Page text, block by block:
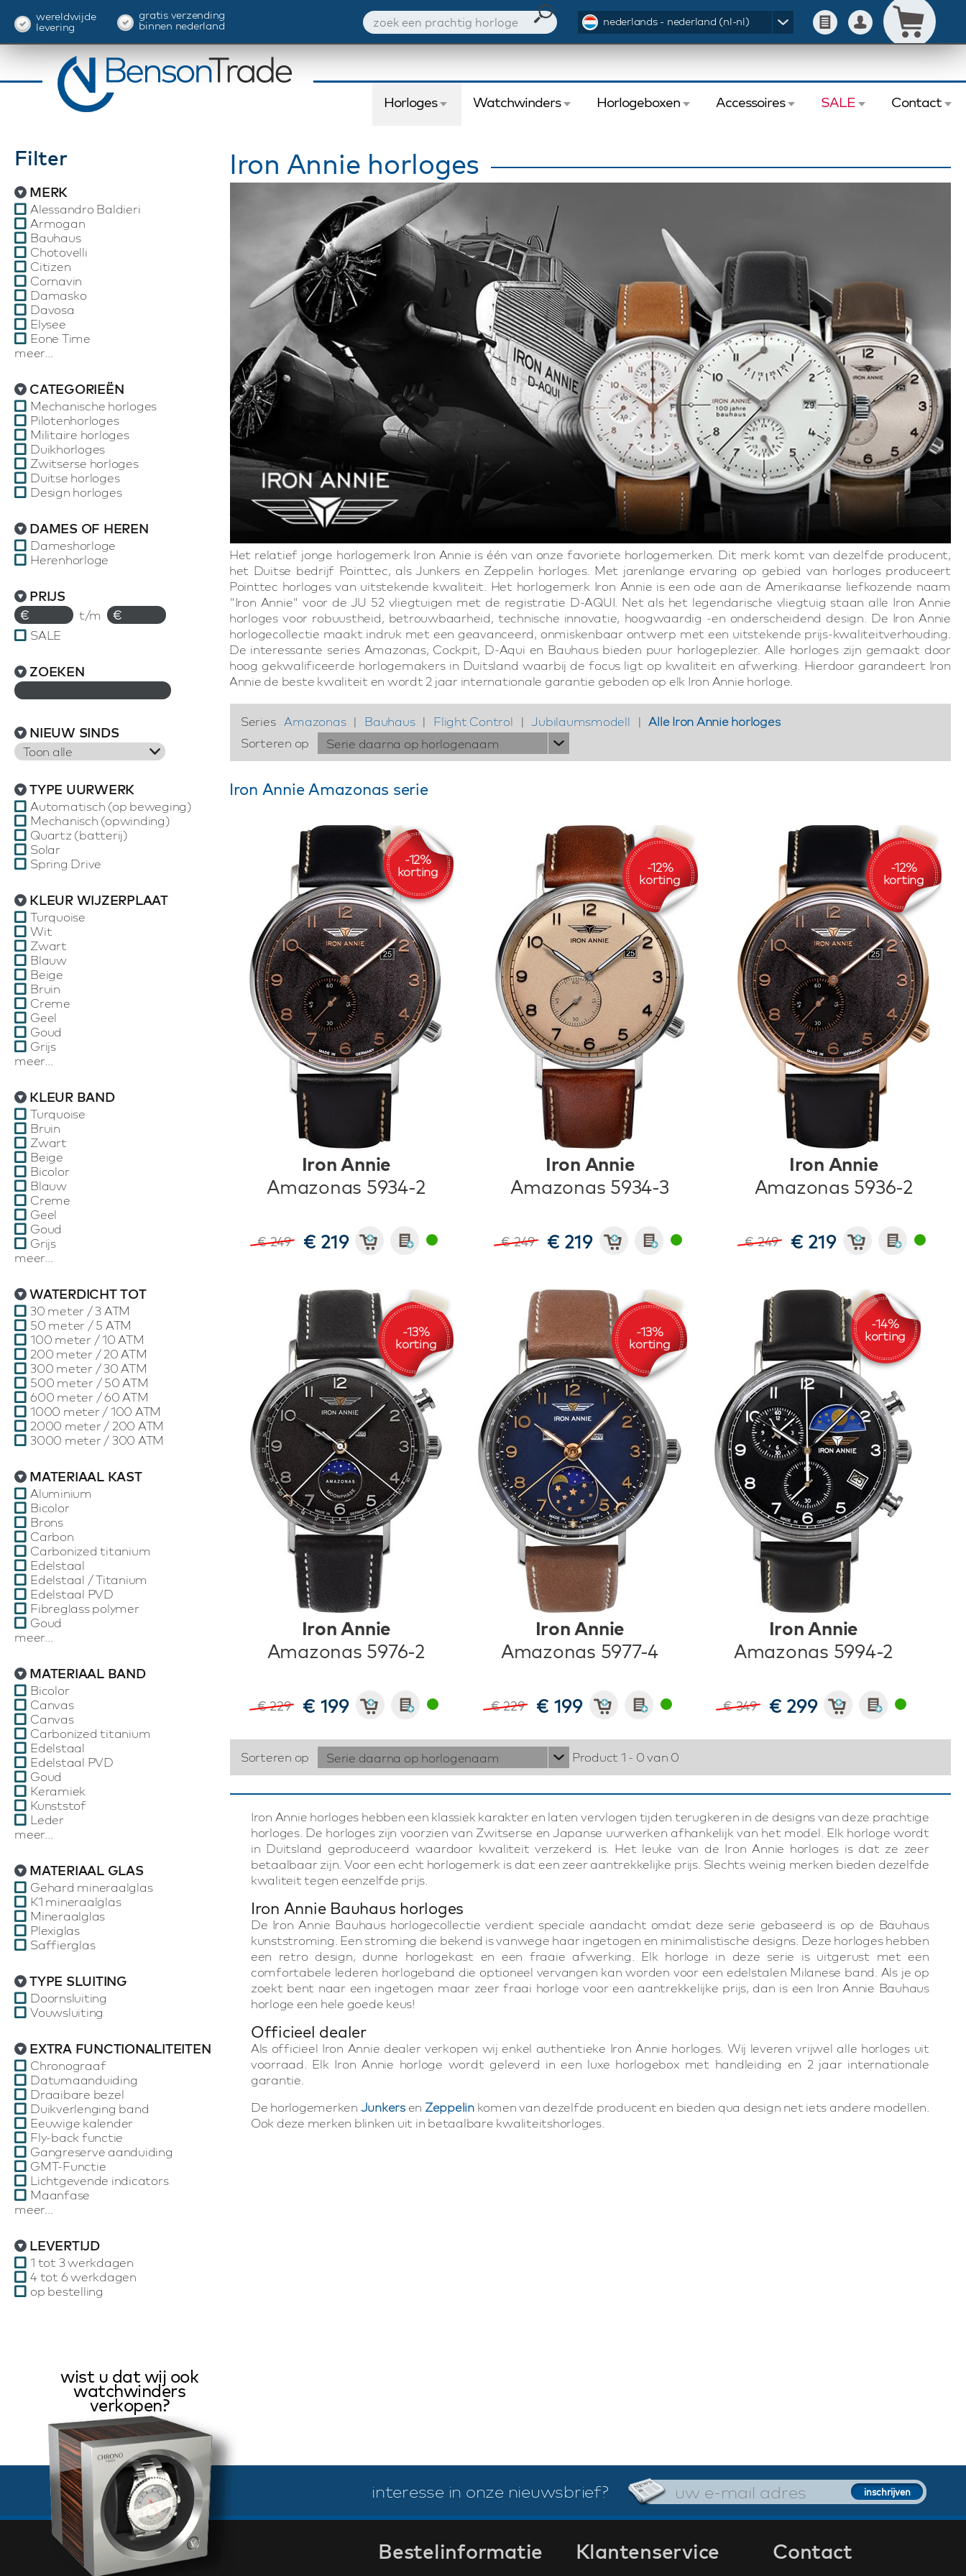
wereldwijde
levering
gratis verzending
binnen nederland nederlands - nederland (nl-nl)
Horloges Watchwinders Horlogeboxen Accessoires SALE Contact
Filter
MERK
Alessandro Baldieri
Armogan
Bauhaus
Chotovelli
Citizen
Cornavin
Damasko
Davosa
Elysee
Eone Time
meer...
CATEGORIEËN
Mechanische horloges
Pilotenhorloges
Militaire horloges
Duikhorloges
Zwitserse horloges
Duitse horloges
Design horloges
DAMES OF HEREN
Dameshorloge
Herenhorloge
PRIJS
€ t/m
€
SALE
ZOEKEN
NIEUW SINDS
Toon alle
TYPE UURWERK
Automatisch (op beweging)
Mechanisch (opwinding)
Quartz (batterij)
Solar
Spring Drive
KLEUR WIJZERPLAAT
Turquoise
Wit
Zwart
Blauw
Beige
Bruin
Creme
Geel
Goud
Grijs
meer...
KLEUR BAND
Turquoise
Bruin
Zwart
Beige
Bicolor
Blauw
Creme
Geel
Goud
Grijs
meer...
WATERDICHT TOT
30 meter / 3 ATM
50 meter / 5 ATM
100 meter / 10 ATM
200 meter / 20 ATM
300 meter / 30 ATM
500 meter / 50 ATM
600 meter / 60 ATM
1000 meter / 100 ATM
2000 meter / 200 ATM
3000 meter / 300 ATM
MATERIAAL KAST
Aluminium
Bicolor
Brons
Carbon
Carbonized titanium
Edelstaal
Edelstaal / Titanium
Edelstaal PVD
Fibreglass polymer
Goud
meer...
MATERIAAL BAND
Bicolor
Canvas
Canvas
Carbonized titanium
Edelstaal
Edelstaal PVD
Goud
Keramiek
Kunststof
Leder
meer...
MATERIAAL GLAS
Gehard mineraalglas
K1 mineraalglas
Mineraalglas
Plexiglas
Saffierglas
TYPE SLUITING
Doornsluiting
Vouwsluiting
EXTRA FUNCTIONALITEITEN
Chronograaf
Datumaanduiding
Draaibare bezel
Duikverlenging band
Eeuwige kalender
Fly-back functie
Gangreserve aanduiding
GMT-Functie
Lichtgevende indicators
Maanfase
meer...
LEVERTIJD
1 tot 3 werkdagen
4 tot 6 werkdagen
op bestelling
Iron Annie horloges
Het relatief jonge horlogemerk Iron Annie is één van onze favoriete horlogemerken. Dit merk komt van dezelfde producent,
het Duitse bedrijf Pointtec, als Junkers en Zeppelin horloges. Met jarenlange ervaring op gebied van horloges produceert
Pointtec horloges van uitstekende kwaliteit. Het horlogemerk Iron Annie is een ode aan de Amerikaanse liefkozende naam
"Iron Annie" voor de JU 52 vliegtuigen met de registratie D-AQUI. Net als het legendarische vliegtuig staan alle Iron Annie
horloges voor robuustheid, betrouwbaarheid, technische innovatie, hoogwaardig -en onderscheidend design. De Iron Annie
horlogecollectie maakt indruk met een geavanceerd, onmiskenbaar ontwerp met een uitstekende prijs-kwaliteitverhouding.
De interessante series Amazonas, Cockpit, D-Aqui en Bauhaus bieden puur horlogeplezier. Alle horloges zijn gemaakt door
hoog gekwalificeerde horlogemakers in Duitsland waarbij de focus ligt op kwaliteit en afwerking. Hierdoor garandeert Iron
Annie de beste kwaliteit en wordt 2 jaar internationale garantie geboden op elk Iron Annie horloge.
Series Amazonas | Bauhaus | Flight Control | Jubilaumsmodell | Alle Iron Annie horloges
Sorteren op
Serie daarna op horlogenaam
Iron Annie Amazonas serie
Iron Annie
Amazonas 5934-2
€ 249 € 219
Iron Annie
Amazonas 5934-3
€ 249 € 219
Iron Annie
Amazonas 5936-2
€ 249 € 219
Iron Annie
Amazonas 5976-2
€ 229 € 199
Iron Annie
Amazonas 5977-4
€ 229 € 199
Iron Annie
Amazonas 5994-2
€ 349 € 299
Sorteren op Serie daarna op horlogenaam Product 1 - 0 van 0
Iron Annie horloges hebben een klassiek karakter en laten vervlogen tijden terugkeren in de designs van deze prachtige
horloges. De horloges zijn voorzien van Zwitserse en Japanse uurwerken afhankelijk van het model. Elk horloge wordt
in Duitsland geproduceerd waardoor kwaliteit verzekerd is. Het leuke van de Iron Annie horloges is dat ze zeer
betaalbaar zijn. Voor een echt horlogemerk is dat een zeer aantrekkelijke prijs. Slechts weinig merken bieden dezelfde
kwaliteit tegen eenzelfde prijs.
Iron Annie Bauhaus horloges
De Iron Annie Bauhaus horlogecollectie verdient speciale aandacht omdat deze serie gebaseerd is op de Bauhaus
kunststroming. Een stroming die bekend is vanwege haar ingetogen en minimalistische designs. Deze horloges hebben
een retro design, dunne horlogekast en een fraaie afwerking. Elk horloge in deze serie is uitgerust met een
comfortabele lederen horlogeband die optioneel vervangen kan worden voor een edelstalen Milanese band. Als je op
zoekt bent naar een ingetogen maar zeer fraai horloge voor een aantrekkelijke prijs, dan is een Iron Annie Bauhaus
horloge een hele goede keus!
Officieel dealer
Als officieel Iron Annie dealer verkopen wij enkel authentieke Iron Annie horloges. Wij leveren vrijwel alle horloges uit
voorraad. Elk Iron Annie horloge wordt geleverd in een luxe horlogebox met handleiding en 2 jaar internationale
garantie.
De horlogemerken Junkersen Zeppelinkomen van dezelfde producent en bieden qua design net iets andere modellen.
Ook deze merken blinken uit in betaalbare kwaliteitshorloges.
interesse in onze nieuwsbrief?
wist u dat wij ook
watchwinders
verkopen?
Bestelinformatie Klantenservice Contact